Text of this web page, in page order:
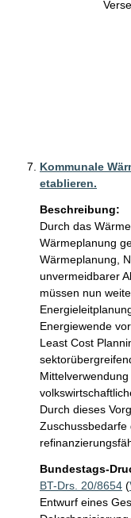
Kommunale
etablieren.
Beschreibung:
Durch das
Wärmeplanung
Wärmeplanung,
unvermeidbarer
müssen nun
Energiewende
Least Cost
Durch dieses
Zuschussbedarfe
Bundestags-
BT-Drs. 20/8654 (
Entwurf eines